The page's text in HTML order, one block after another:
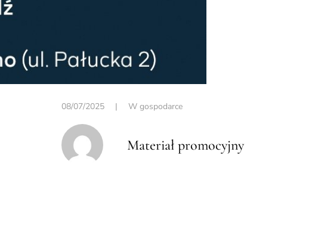
08/07/2025| W gospodarce
Materiał promocyjny